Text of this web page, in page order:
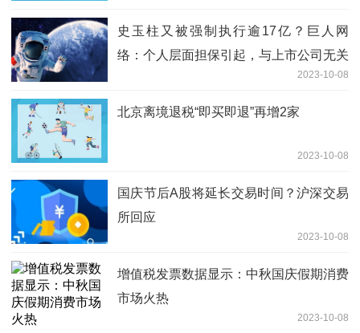
史玉柱又被强制执行逾17亿？巨人网
络：个人层面担保引起，与上市公司无关
2023-10-08
北京离境退税“即买即退”再增2家
2023-10-08
国庆节后A股将延长交易时间？沪深交易
所回应
2023-10-08
增值税发票数据显示：中秋国庆假期消费
市场火热
2023-10-08